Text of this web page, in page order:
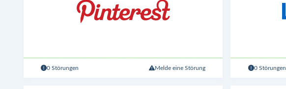
0 Störungen Melde eine Störung 0 Störungen